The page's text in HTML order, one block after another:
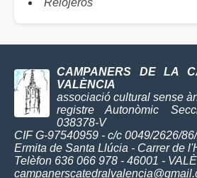
Relojeros
CAMPANERS DE LA
VALÈNCIA
associació cultural sense
registre Autonòmic
038378-V
CIF G-97540959 - c/c 0049/2626/
Ermita de Santa Llúcia - Carrer de
Telèfon 636 066 978 - 46001 -